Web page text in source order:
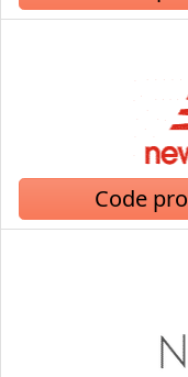
Code